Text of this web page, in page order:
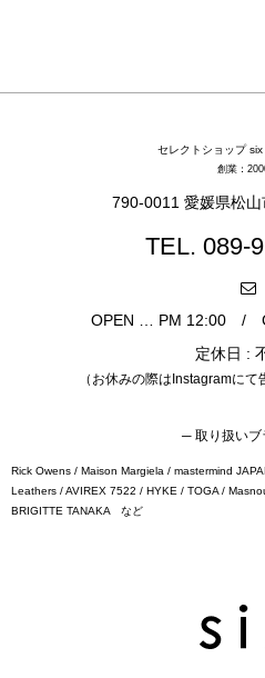
セレクトショップ six
創業：
790-0011 愛媛県松
TEL. 089-
OPEN … PM 12:00 /
定休日 :
（お休みの際はInstagramにて
─ 取り扱い
Rick Owens / Maison Margiela / mastermind
Leathers / AVIREX 7522 / HYKE / TOGA /
BRIGITTE TANAKA など